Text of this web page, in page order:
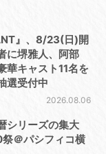
』、8/23(日)開
に堺雅人、阿部
華キャスト11名を
選受付中
2026.08.06
シリーズの集大
＠パシフィコ横